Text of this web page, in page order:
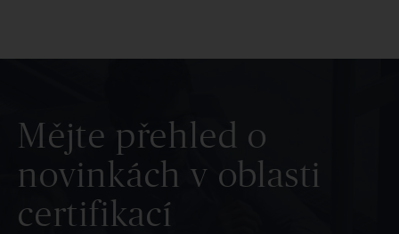
Mějte přehled o
novinkách v oblasti
certifikací